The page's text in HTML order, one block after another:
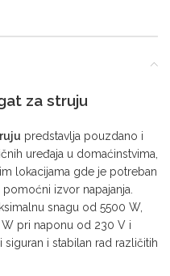
za struju
predstavlja pouzdano i
uređaja u domaćinstvima,
lokacijama gde je potreban
izvor napajanja.
snagu od 5500 W,
pri naponu od 230 V i
i stabilan rad različitih